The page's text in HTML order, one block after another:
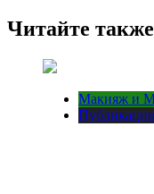
Читайте
Макияж и
Публикации